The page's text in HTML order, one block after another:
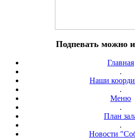
Подпевать можно
Главная
.
Наши
.
Меню
.
План
.
Новости